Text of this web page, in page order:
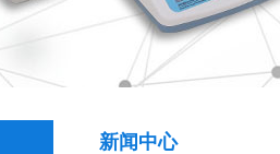
新闻中心